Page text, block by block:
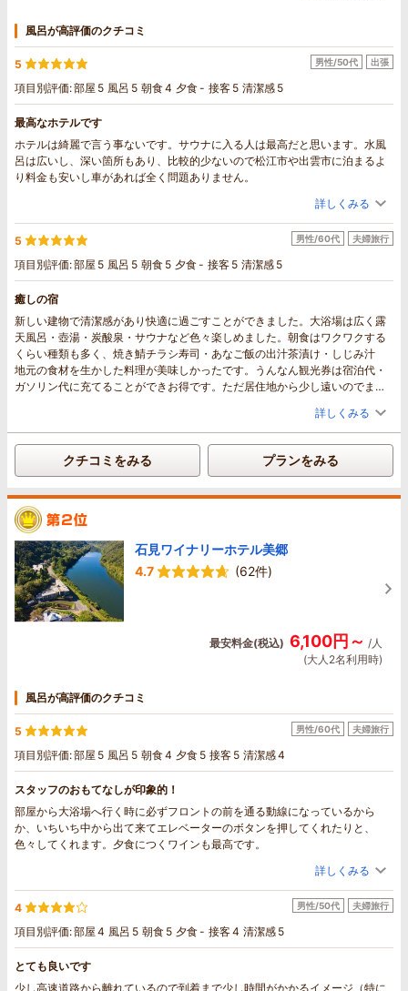
風呂が高評価のクチコミ
5
項目別評価:部屋 5 風呂 5 朝食4 夕食- 接客 5 清潔感 5
男性/50代 出張
最高なホテルです
ホテルは綺麗で言う事ないです。サウナに入る人は最高だと思います。水風
呂は広いし、深い箇所もあり、比較的少ないので松江市や出雲市に泊まるよ
り料金も安いし車があれば全く問題ありません。
詳しくみる
5
項目別評価:部屋 5 風呂 5 朝食 5 夕食- 接客 5 清潔感 5
男性/60代 夫婦旅行
癒しの宿
新しい建物で清潔感があり快適に過ごすことができました。大浴場は広く露
天風呂・壺湯・炭酸泉・サウナなど色々楽しめました。朝食はワクワクする
くらい種類も多く、焼き鯖チラシ寿司・あなご飯の出汁茶漬け・しじみ汁
地元の食材を生かした料理が美味しかったです。うんなん観光券は宿泊代・
ガソリン代に充てることができお得です。ただ居住地から少し遠いのでまた
詳しくみる
クチコミをみる プランをみる
石見ワイナリーホテル美郷
4.7
(62件)
最安料金(税込) 6,100円～ /人
(大人2名利用時)
風呂が高評価のクチコミ
5
項目別評価:部屋 5 風呂 5 朝食4 夕食 5 接客 5 清潔感4
男性/60代 夫婦旅行
スタッフのおもてなしが印象的！
部屋から大浴場へ行く時に必ずフロントの前を通る動線になっているから
か、いちいち中から出て来てエレベーターのボタンを押してくれたりと、
色々してくれます。夕食につくワインも最高です。
詳しくみる
4
項目別評価:部屋 4 風呂 5 朝食 5 夕食- 接客4 清潔感 5
男性/50代 夫婦旅行
とても良いです
少し高速道路から離れているので到着まで少し時間がかかるイメージ（特に